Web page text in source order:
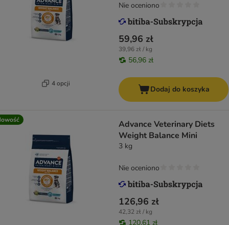
4 opcji
59,96 zł
39,96 zł / kg
56,96 zł
Nie oceniono
Dodaj do koszyka
Advance Veterinary Diets
Weight Balance Mini
3 kg
126,96 zł
42,32 zł / kg
120,61 zł
Nie oceniono